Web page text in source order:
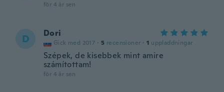
för 4 år sen
D Dori
Gick med 2017 · 5 recensioner · 1 uppladdningar
Szépek, de kisebbek mint amire
számítottam!
för 4 år sen